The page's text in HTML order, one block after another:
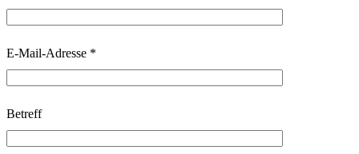
t
t
e
a
s
E-Mail-Adresse *
Betreff